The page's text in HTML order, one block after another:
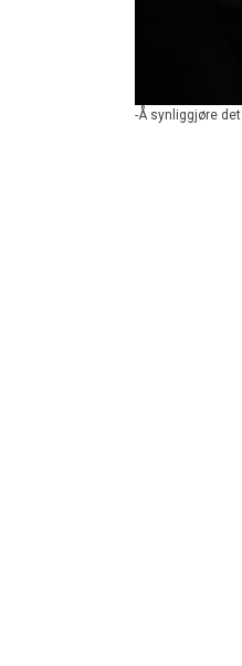
-Å synliggjøre